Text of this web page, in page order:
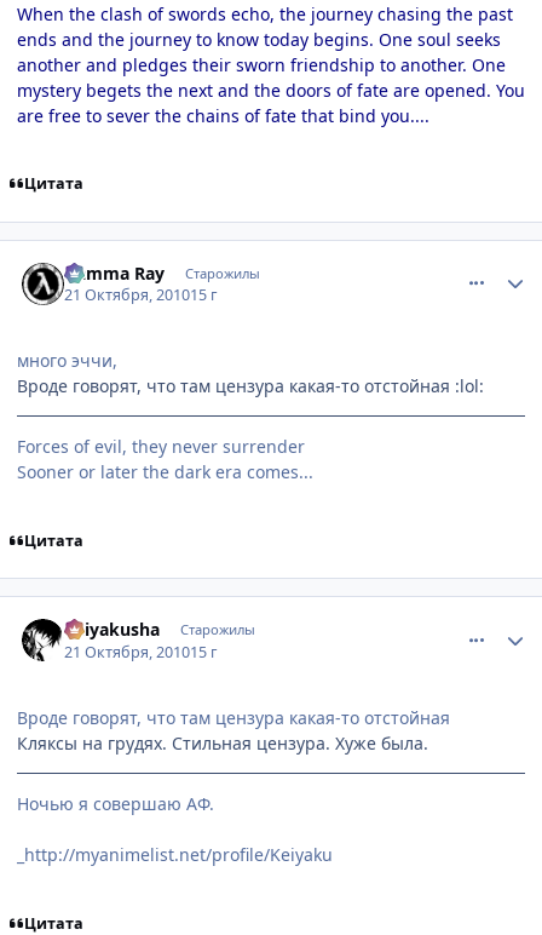
When the clash of swords echo, the journey chasing the past
ends and the journey to know today begins. One soul seeks
another and pledges their sworn friendship to another. One
mystery begets the next and the doors of fate are opened. You
are free to sever the chains of fate that bind you....
Цитата
Gamma Ray Старожилы
21 Октября, 201015 г
много эччи,
Вроде говорят, что там цензура какая-то отстойная :lol:
Forces of evil, they never surrender
Sooner or later the dark era comes...
Цитата
Keiyakusha Старожилы
21 Октября, 201015 г
Вроде говорят, что там цензура какая-то отстойная
Кляксы на грудях. Стильная цензура. Хуже была.
Ночью я совершаю АФ.
_http://myanimelist.net/profile/Keiyaku
Цитата